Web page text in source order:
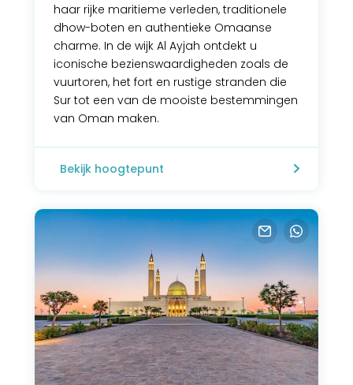
haar rijke maritieme verleden, traditionele
dhow-boten en authentieke Omaanse
charme. In de wijk Al Ayjah ontdekt u
iconische bezienswaardigheden zoals de
vuurtoren, het fort en rustige stranden die
Sur tot een van de mooiste bestemmingen
van Oman maken.
Bekijk hoogtepunt